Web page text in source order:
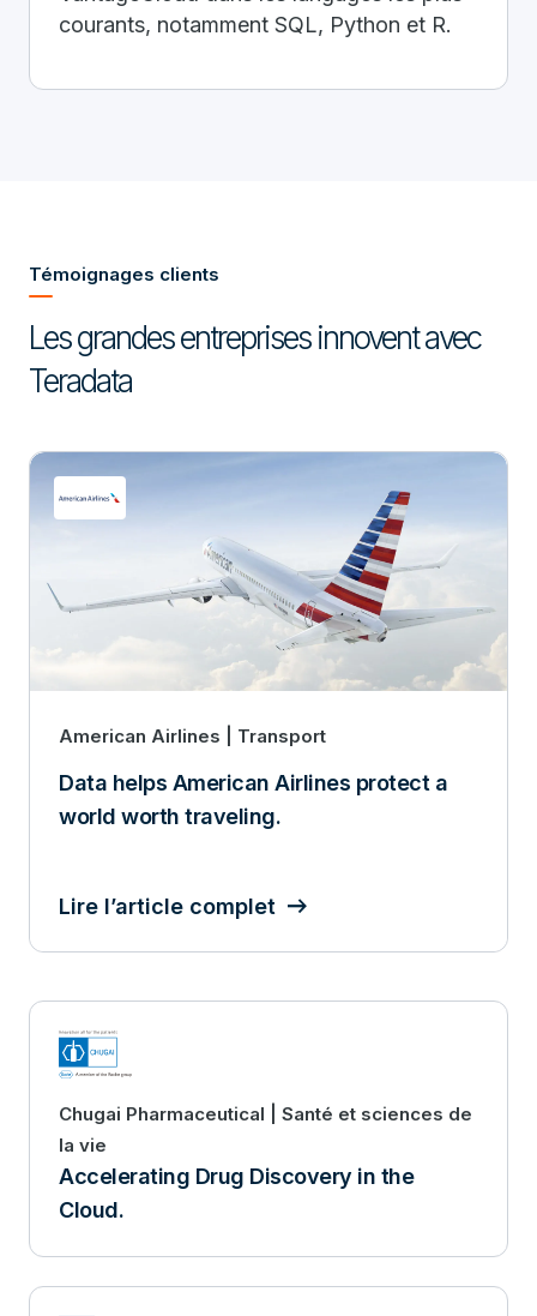
courants, notamment SQL, Python et R.
Témoignages clients
Les grandes entreprises innovent avec
Teradata
American Airlines | Transport
Data helps American Airlines protect a
world worth traveling.
Lire l’article complet
Chugai Pharmaceutical | Santé et sciences de
la vie
Accelerating Drug Discovery in the
Cloud.